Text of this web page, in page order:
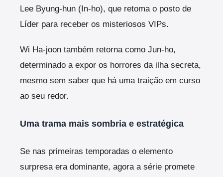
Lee Byung-hun (In-ho), que retoma o posto de
Líder para receber os misteriosos VIPs.
Wi Ha-joon também retorna como Jun-ho,
determinado a expor os horrores da ilha secreta,
mesmo sem saber que há uma traição em curso
ao seu redor.
Uma trama mais sombria e estratégica
Se nas primeiras temporadas o elemento
surpresa era dominante, agora a série promete